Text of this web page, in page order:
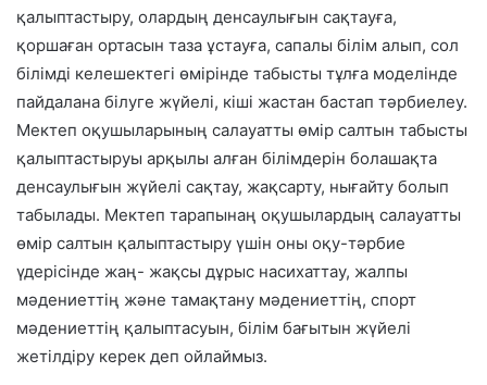
қалыптастыру, олардың денсаулығын сақтауға,
қоршаған ортасын таза ұстауға, сапалы білім алып, сол
білімді келешектегі өмірінде табысты тұлға моделінде
пайдалана білуге жүйелі, кіші жастан бастап тәрбиелеу.
Мектеп оқушыларының салауатты өмір салтын табысты
қалыптастыруы арқылы алған білімдерін болашақта
денсаулығын жүйелі сақтау, жақсарту, нығайту болып
табылады. Мектеп тарапынаң оқушылардың салауатты
өмір салтын қалыптастыру үшін оны оқу-тәрбие
үдерісінде жаң- жақсы дұрыс насихаттау, жалпы
мәдениеттің және тамақтану мәдениеттің, спорт
мәдениеттің қалыптасуын, білім бағытын жүйелі
жетілдіру керек деп ойлаймыз.